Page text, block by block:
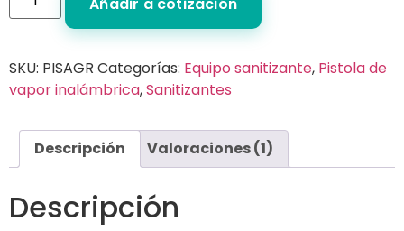
Añadir a cotización
SKU: PISAGR Categorías: Equipo sanitizante, Pistola de
vapor inalámbrica,Sanitizantes
Descripción Valoraciones (1)
Descripción